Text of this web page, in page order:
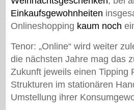
Einkaufsgewohnheiten
Onlineshopping kaum noch
Tenor: „Online“ wird weiter
die nächsten Jahre mag das
Zukunft jeweils einen Tipping
Strukturen im stationären
Umstellung ihrer